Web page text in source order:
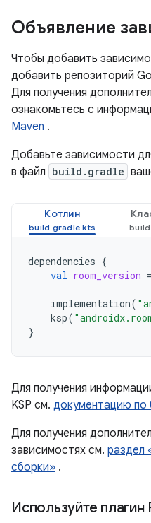
Объявление
Чтобы добавить
добавить репозиторий
Для получения
ознакомьтесь с
Maven .
Добавьте зависимости
в файл build.gradle
Котлин
dependencies {
val room_version =
implementation(
ksp(
}
Для получения
KSP см. документацию по
Для получения
зависимостях см. раздел
сборки» .
Используйте